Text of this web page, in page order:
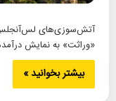
آتش‌سوزی‌های لس‌آنجلس،
«وراثت» به نمایش
بیشتر بخوانید »